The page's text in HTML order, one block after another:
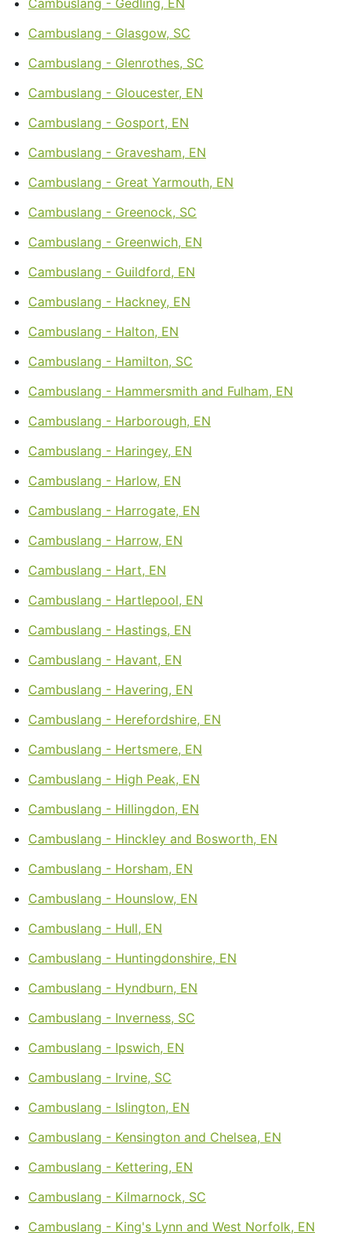
Cambuslang - Glasgow, SC
Cambuslang - Glenrothes, SC
Cambuslang - Gloucester, EN
Cambuslang - Gosport, EN
Cambuslang - Gravesham, EN
Cambuslang - Great Yarmouth, EN
Cambuslang - Greenock, SC
Cambuslang - Greenwich, EN
Cambuslang - Guildford, EN
Cambuslang - Hackney, EN
Cambuslang - Halton, EN
Cambuslang - Hamilton, SC
Cambuslang - Hammersmith and Fulham, EN
Cambuslang - Harborough, EN
Cambuslang - Haringey, EN
Cambuslang - Harlow, EN
Cambuslang - Harrogate, EN
Cambuslang - Harrow, EN
Cambuslang - Hart, EN
Cambuslang - Hartlepool, EN
Cambuslang - Hastings, EN
Cambuslang - Havant, EN
Cambuslang - Havering, EN
Cambuslang - Herefordshire, EN
Cambuslang - Hertsmere, EN
Cambuslang - High Peak, EN
Cambuslang - Hillingdon, EN
Cambuslang - Hinckley and Bosworth, EN
Cambuslang - Horsham, EN
Cambuslang - Hounslow, EN
Cambuslang - Hull, EN
Cambuslang - Huntingdonshire, EN
Cambuslang - Hyndburn, EN
Cambuslang - Inverness, SC
Cambuslang - Ipswich, EN
Cambuslang - Irvine, SC
Cambuslang - Islington, EN
Cambuslang - Kensington and Chelsea, EN
Cambuslang - Kettering, EN
Cambuslang - Kilmarnock, SC
Cambuslang - King's Lynn and West Norfolk, EN